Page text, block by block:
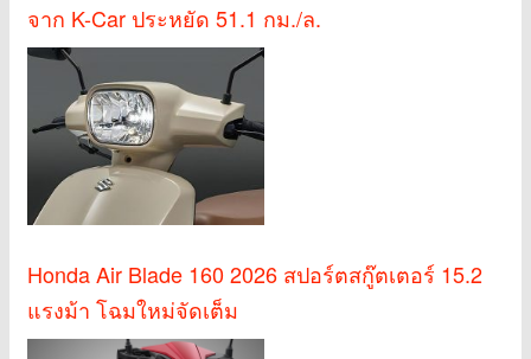
จาก K-Car ประหยัด 51.1 กม./ล.
Honda Air Blade 160 2026 สปอร์ตสกู๊ตเตอร์ 15.2
แรงม้า โฉมใหม่จัดเต็ม